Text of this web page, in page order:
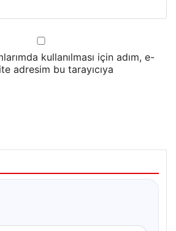
kullanılması için adım, e-
adresim bu tarayıcıya